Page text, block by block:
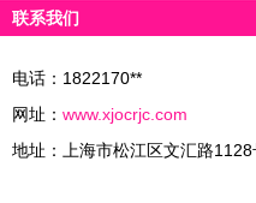
联系我们
电话：1822170**
网址： www.xjocrjc.com
地址：上海市松江区文汇路